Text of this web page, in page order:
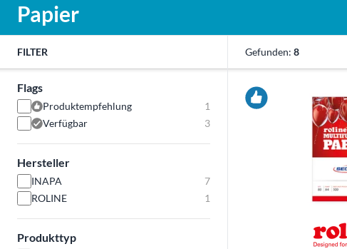
Papier
FILTER
Flags
Produktempfehlung
1
Verfügbar
3
Hersteller
INAPA
7
ROLINE
1
Produkttyp
Gefunden: 8